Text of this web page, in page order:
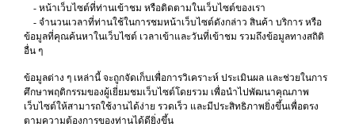
- หน้าเว็บไซต์ที่ท่านเข้าชม หรือติดตามในเว็บไซต์ของเรา
- จำนวนเวลาที่ท่านใช้ในการชมหน้าเว็บไซต์ดังกล่าว สินค้า บริการ หรือ
ข้อมูลที่คุณค้นหาในเว็บไซต์ เวลาเข้าและวันที่เข้าชม รวมถึงข้อมูลทางสถิติ
อื่น ๆ
ข้อมูลต่าง ๆ เหล่านี้ จะถูกจัดเก็บเพื่อการวิเคราะห์ ประเมินผล และช่วยในการ
ศึกษาพฤติกรรมของผู้เยี่ยมชมเว็บไซต์โดยรวม เพื่อนำไปพัฒนาคุณภาพ
เว็บไซต์ให้สามารถใช้งานได้ง่าย รวดเร็ว และมีประสิทธิภาพยิ่งขึ้นเพื่อตรง
ตามความต้องการของท่านได้ดียิ่งขึ้น